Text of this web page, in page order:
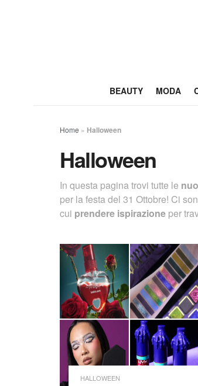
BEAUTY MODA
Home » Halloween
Halloween
In questa pagina trovi tutte le
per la festa del 31 Ottobre! Ci
cui prendere ispirazione per
HALLOWEEN